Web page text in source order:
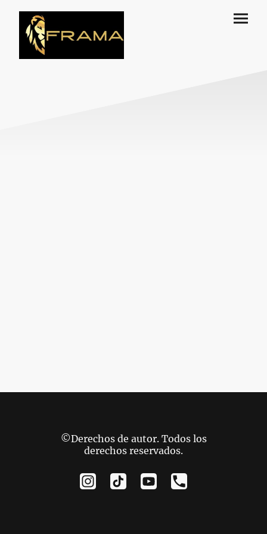
©Derechos de autor. Todos los
derechos reservados.